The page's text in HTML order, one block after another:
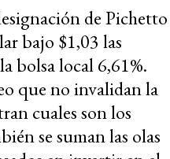
de Pichetto
bajo $1,03 las
bolsa local 6,61%.
que no invalidan la
cuales son los
se suman las olas